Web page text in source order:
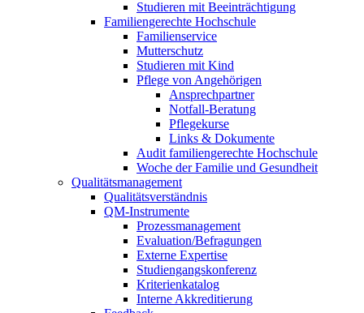
Studieren mit Beeinträchtigung
Familiengerechte Hochschule
Familienservice
Mutterschutz
Studieren mit Kind
Pflege von Angehörigen
Ansprechpartner
Notfall-Beratung
Pflegekurse
Links & Dokumente
Audit familiengerechte Hochschule
Woche der Familie und Gesundheit
Qualitätsmanagement
Qualitätsverständnis
QM-Instrumente
Prozessmanagement
Evaluation/Befragungen
Externe Expertise
Studiengangskonferenz
Kriterienkatalog
Interne Akkreditierung